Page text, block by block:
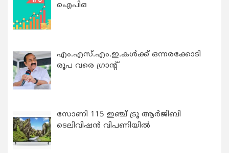
ഐപിഒ
എം.എസ്.എം.ഇ.കൾക്ക് ഒന്നരക്കോടി
രൂപ വരെ ഗ്രാന്റ്
സോണി 115 ഇഞ്ച് ട്രൂ ആർജിബി
ടെലിവിഷൻ വിപണിയിൽ